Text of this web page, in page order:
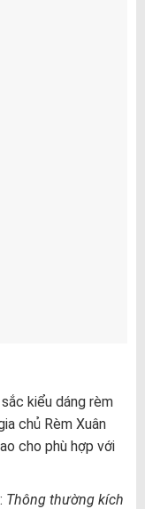
kiểu dáng rèm
chủ Rèm Xuân
cho phù hợp với
Thông thường kích